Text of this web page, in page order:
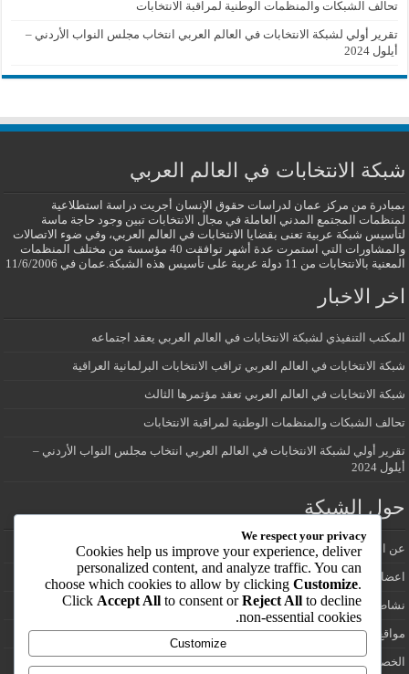
تحالف الشبكات والمنظمات الوطنية لمراقبة الانتخابات
تقرير أولي لشبكة الانتخابات في العالم العربي انتخاب مجلس النواب الأردني –
أيلول 2024
شبكة الانتخابات في العالم العربي
بمبادرة من مركز عمان لدراسات حقوق الإنسان أجريت دراسة استطلاعية
لمنظمات المجتمع المدني العاملة في مجال الانتخابات تبين وجود حاجة ماسة
لتأسيس شبكة عربية تعنى بقضايا الانتخابات في العالم العربي، وفي ضوء الاتصالات
والمشاورات التي استمرت عدة أشهر توافقت 40 مؤسسة من مختلف المنظمات
المعنية بالانتخابات من 11 دولة عربية على تأسيس هذه الشبكة.عمان في 11/6/2006
اخر الاخبار
المكتب التنفيذي لشبكة الانتخابات في العالم العربي يعقد اجتماعه
شبكة الانتخابات في العالم العربي تراقب الانتخابات البرلمانية العراقية
شبكة الانتخابات في العالم العربي تعقد مؤتمرها الثالث
تحالف الشبكات والمنظمات الوطنية لمراقبة الانتخابات
تقرير أولي لشبكة الانتخابات في العالم العربي انتخاب مجلس النواب الأردني –
أيلول 2024
حول الشبكة
عن الشبكة
اعضاء شبكة الانتخابات في العالم العربي
نشاطات الشبكة
مواقع انتخابية
الخصوصية
We respect your privacy
Cookies help us improve your experience, deliver
personalized content, and analyze traffic. You can
choose which cookies to allow by clickingCustomize.
Click Accept All to consent orReject All to decline
non-essential cookies.
Customize